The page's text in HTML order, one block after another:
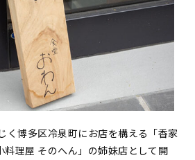
く博多区冷泉町にお店を構える「香家
料理屋 そのへん」の姉妹店として開